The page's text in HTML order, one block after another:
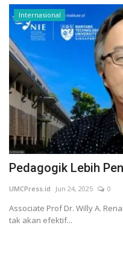
Internasional
Pedagogik Lebih
UMCPress.id Jun 24, 2025 0
Associate Prof Dr. Willy A.
tak akan efektif...